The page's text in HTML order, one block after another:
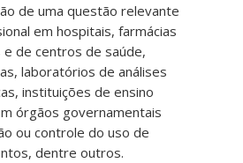
de uma questão relevante
em hospitais, farmácias
de centros de saúde,
laboratórios de análises
instituições de ensino
órgãos governamentais
ou controle do uso de
dentre outros.